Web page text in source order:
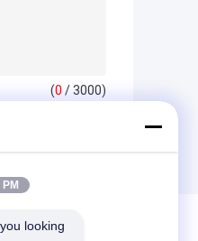
(0 / 3000)
looking